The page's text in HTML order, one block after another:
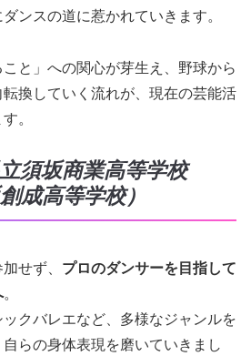
ンスの道に惹かれていきます。
と」への関心が芽生え、野球から
換していく流れが、現在の芸能活
。
須坂商業高等学校
成高等学校）
せず、 プロのダンサーを目指して
。
クバレエなど、多様なジャンルを
らの身体表現を磨いていきまし